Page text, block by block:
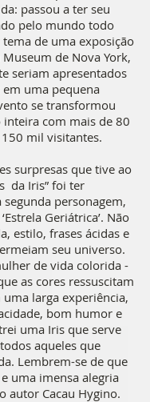
passou a ter seu
pelo mundo todo
de uma exposição
de Nova York,
seriam apresentados
uma pequena
se transformou
inteira com mais de 80
mil visitantes.
surpresas que tive ao
da Iris” foi ter
personagem,
Geriátrica’. Não
estilo, frases ácidas e
seu universo.
de vida colorida -
as cores ressuscitam
larga experiência,
bom humor e
uma Iris que serve
aqueles que
Lembrem-se de que
uma imensa alegria
autor Cacau Hygino.